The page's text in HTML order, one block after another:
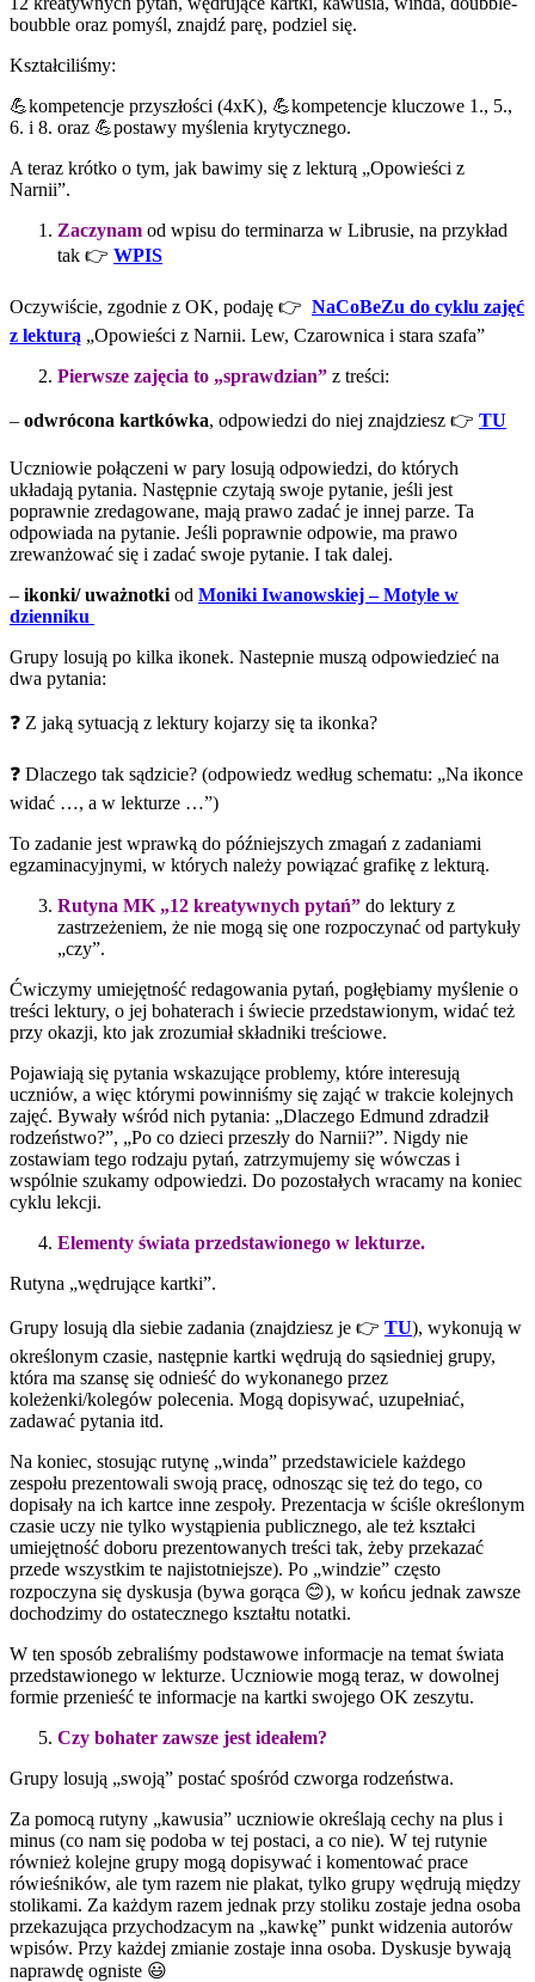
boubble oraz pomyśl, znajdź parę, podziel się.
Kształciliśmy:
💪kompetencje przyszłości (4xK), 💪kompetencje kluczowe 1., 5.,
6. i 8. oraz 💪postawy myślenia krytycznego.
A teraz krótko o tym, jak bawimy się z lekturą „Opowieści z
Narnii”.
Zaczynam od wpisu do terminarza w Librusie, na przykład
tak 👉 WPIS
Oczywiście, zgodnie z OK, podaję 👉 NaCoBeZu do cyklu zajęć
z lekturą „Opowieści z Narnii. Lew, Czarownica i stara szafa”
Pierwsze zajęcia to „sprawdzian” z treści:
– odwrócona kartkówka, odpowiedzi do niej znajdziesz 👉 TU
Uczniowie połączeni w pary losują odpowiedzi, do których
układają pytania. Następnie czytają swoje pytanie, jeśli jest
poprawnie zredagowane, mają prawo zadać je innej parze. Ta
odpowiada na pytanie. Jeśli poprawnie odpowie, ma prawo
zrewanżować się i zadać swoje pytanie. I tak dalej.
– ikonki/ uważnotki od Moniki Iwanowskiej – Motyle w
dzienniku
Grupy losują po kilka ikonek. Nastepnie muszą odpowiedzieć na
dwa pytania:
❓ Z jaką sytuacją z lektury kojarzy się ta ikonka?
❓ Dlaczego tak sądzicie? (odpowiedz według schematu: „Na ikonce
widać …, a w lekturze …”)
To zadanie jest wprawką do późniejszych zmagań z zadaniami
egzaminacyjnymi, w których należy powiązać grafikę z lekturą.
Rutyna MK „12 kreatywnych pytań” do lektury z
zastrzeżeniem, że nie mogą się one rozpoczynać od partykuły
„czy”.
Ćwiczymy umiejętność redagowania pytań, pogłębiamy myślenie o
treści lektury, o jej bohaterach i świecie przedstawionym, widać też
przy okazji, kto jak zrozumiał składniki treściowe.
Pojawiają się pytania wskazujące problemy, które interesują
uczniów, a więc którymi powinniśmy się zająć w trakcie kolejnych
zajęć. Bywały wśród nich pytania: „Dlaczego Edmund zdradził
rodzeństwo?”, „Po co dzieci przeszły do Narnii?”. Nigdy nie
zostawiam tego rodzaju pytań, zatrzymujemy się wówczas i
wspólnie szukamy odpowiedzi. Do pozostałych wracamy na koniec
cyklu lekcji.
Elementy świata przedstawionego w lekturze.
Rutyna „wędrujące kartki”.
Grupy losują dla siebie zadania (znajdziesz je 👉 TU), wykonują w
określonym czasie, następnie kartki wędrują do sąsiedniej grupy,
która ma szansę się odnieść do wykonanego przez
koleżenki/kolegów polecenia. Mogą dopisywać, uzupełniać,
zadawać pytania itd.
Na koniec, stosując rutynę „winda” przedstawiciele każdego
zespołu prezentowali swoją pracę, odnosząc się też do tego, co
dopisały na ich kartce inne zespoły. Prezentacja w ściśle określonym
czasie uczy nie tylko wystąpienia publicznego, ale też kształci
umiejętność doboru prezentowanych treści tak, żeby przekazać
przede wszystkim te najistotniejsze). Po „windzie” często
rozpoczyna się dyskusja (bywa gorąca 😊), w końcu jednak zawsze
dochodzimy do ostatecznego kształtu notatki.
W ten sposób zebraliśmy podstawowe informacje na temat świata
przedstawionego w lekturze. Uczniowie mogą teraz, w dowolnej
formie przenieść te informacje na kartki swojego OK zeszytu.
Czy bohater zawsze jest ideałem?
Grupy losują „swoją” postać spośród czworga rodzeństwa.
Za pomocą rutyny „kawusia” uczniowie określają cechy na plus i
minus (co nam się podoba w tej postaci, a co nie). W tej rutynie
również kolejne grupy mogą dopisywać i komentować prace
rówieśników, ale tym razem nie plakat, tylko grupy wędrują między
stolikami. Za każdym razem jednak przy stoliku zostaje jedna osoba
przekazująca przychodzacym na „kawkę” punkt widzenia autorów
wpisów. Przy każdej zmianie zostaje inna osoba. Dyskusje bywają
naprawdę ogniste 😃